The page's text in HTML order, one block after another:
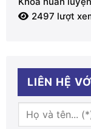
2497 lượt
LIÊN HỆ